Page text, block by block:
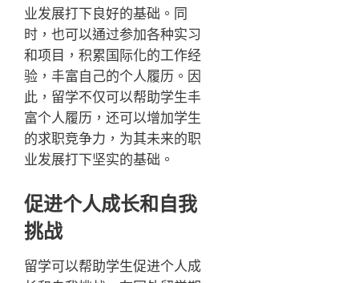
业发展打下良好的基础。同
时，也可以通过参加各种实习
和项目，积累国际化的工作经
验，丰富自己的个人履历。因
此，留学不仅可以帮助学生丰
富个人履历，还可以增加学生
的求职竞争力，为其未来的职
业发展打下坚实的基础。
促进个人成长和自我
挑战
留学可以帮助学生促进个人成